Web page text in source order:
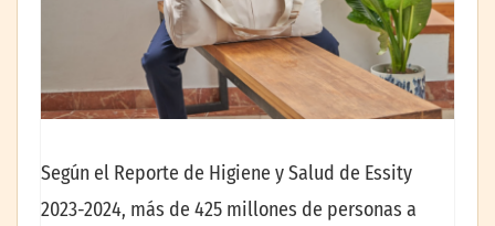
Según el Reporte de Higiene y Salud de Essity
2023-2024, más de 425 millones de personas a